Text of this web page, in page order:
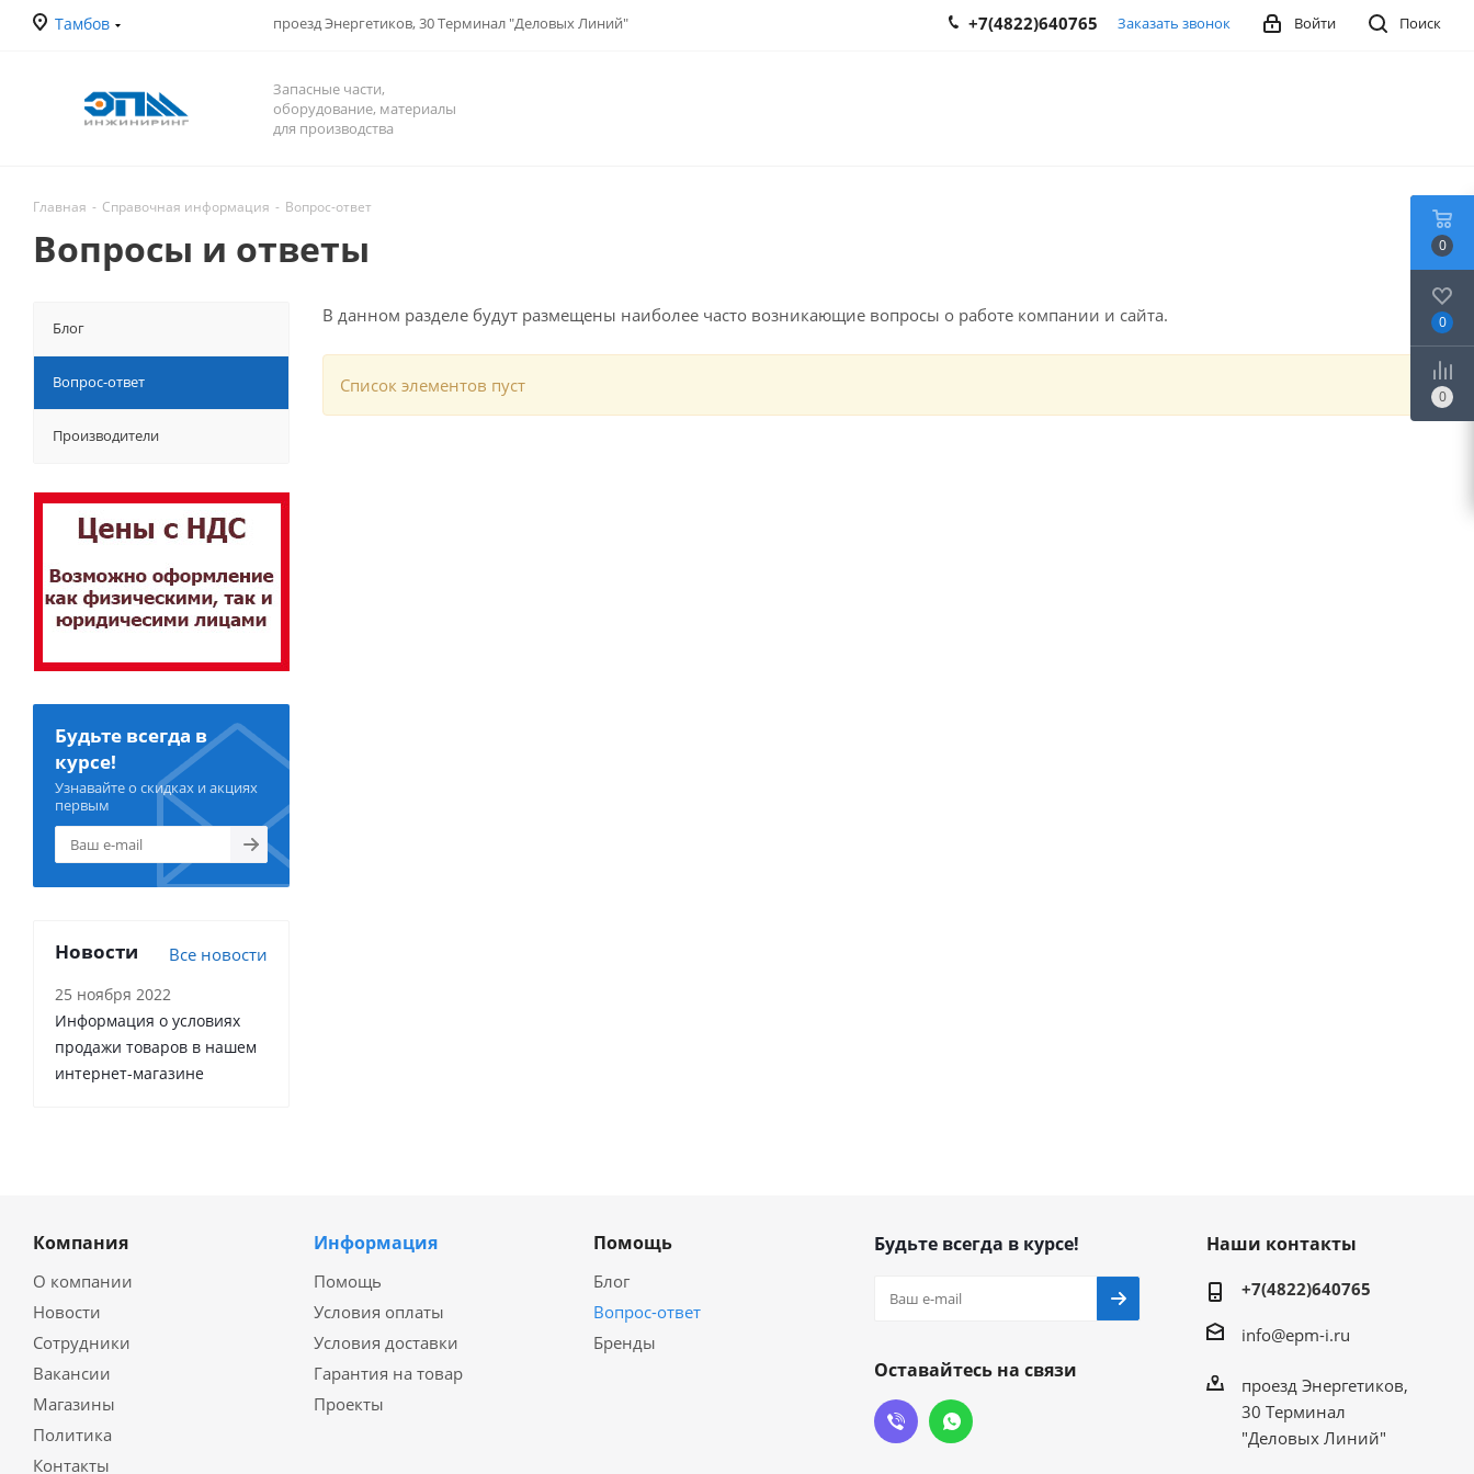
Тамбов проезд Энергетиков, 30 Терминал "Деловых Линий" Поиск
Войти
+7(4822)640765 Заказать звонок
Запасные части,
оборудование, материалы
для производства
Главная - Справочная информация - Вопрос-ответ
Вопросы и ответы
В данном разделе будут размещены наиболее часто возникающие вопросы о работе компании и сайта.
Список элементов пуст
Блог
Вопрос-ответ
Производители
Будьте всегда в
курсе!
Узнавайте о скидках и акциях
первым
Новости Все новости
25 ноября 2022
Информация о условиях
продажи товаров в нашем
интернет-магазине
Компания
О компании
Новости
Сотрудники
Вакансии
Магазины
Политика
Контакты
Информация
Помощь
Условия оплаты
Условия доставки
Гарантия на товар
Проекты
Помощь
Блог
Вопрос-ответ
Бренды
Будьте всегда в курсе!
Оставайтесь на связи
Наши контакты
+7(4822)640765
info@epm-i.ru
проезд Энергетиков,
30 Терминал
"Деловых Линий"
0
0
0